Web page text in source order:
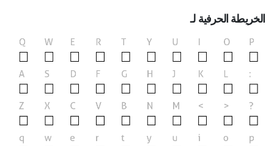
الخريطة الحرفية لـ